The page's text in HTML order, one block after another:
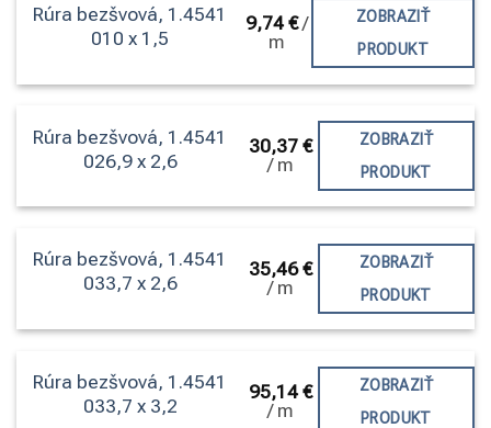
Rúra bezšvová, 1.4541
010 x 1,5
9,74€/
m
ZOBRAZIŤ
PRODUKT
Rúra bezšvová, 1.4541
026,9 x 2,6
30,37€
/ m
ZOBRAZIŤ
PRODUKT
Rúra bezšvová, 1.4541
033,7 x 2,6
35,46€
/ m
ZOBRAZIŤ
PRODUKT
Rúra bezšvová, 1.4541
033,7 x 3,2
95,14€
/ m
ZOBRAZIŤ
PRODUKT